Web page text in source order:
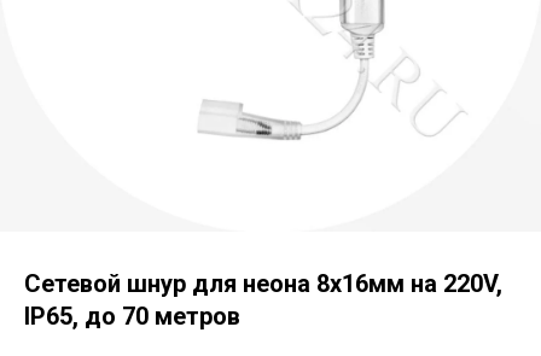
Сетевой шнур для неона 8x16мм на 220V,
IP65, до 70 метров